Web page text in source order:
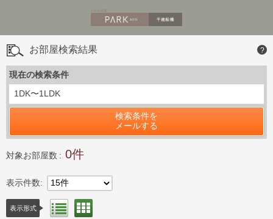
お部屋検索結果 ?
現在の検索条件
1DK〜1LDK
検索条件を
メールする
対象お部屋数 0
表示件数 15件
表示形式 リスト表示